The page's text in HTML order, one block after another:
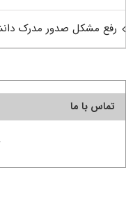
رفع مشکل صدور مدرک
تماس با ما